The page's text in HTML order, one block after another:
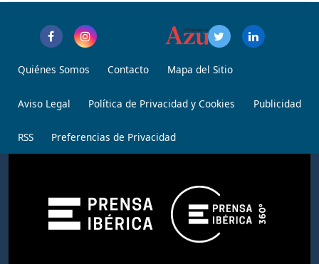
Quiénes Somos Contacto Mapa del Sitio
Aviso Legal Política de Privacidad y Cookies Publicidad
RSS Preferencias de Privacidad